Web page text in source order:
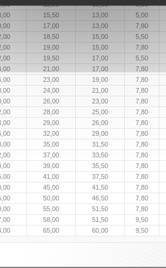
12,00 10,00 5,00
15,50 13,00 5,00
17,00 13,00 7,80
18,50 15,00 5,50
19,00 15,00 7,80
19,50 17,00 5,50
21,00 17,00 7,80
23,00 19,00 7,80
24,00 21,00 7,80
26,00 23,00 7,80
28,00 25,00 7,80
29,00 26,00 7,80
32,00 29,00 7,80
35,00 31,50 7,80
37,00 33,50 7,80
39,00 35,50 7,80
41,00 37,50 7,80
45,00 41,50 7,80
50,00 46,50 7,80
55,00 51,50 7,80
58,00 51,50 9,50
65,00 60,00 9,50